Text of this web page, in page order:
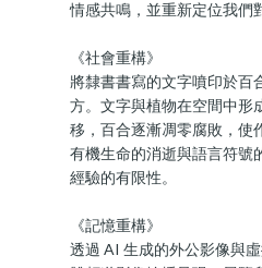
情感共鳴，並重新定位我們
《社會重構》
將隸書書寫的文字噴印於百
方。文字與植物在空間中形
移，百合逐漸凋零腐敗，使
有機生命的消逝與語言符號
經驗的有限性。
《記憶重構》
透過 AI 生成的外公影像與